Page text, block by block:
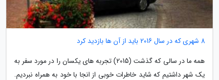
8 شهری که در سال 2016 باید از آن ها بازدید کرد
همه ما در سالی که گذشت (2015) تجربه های یکسان را در مورد سفر به
یک شهر داشتیم که شاید خاطرات خوبی از انجا با خود به همراه نبردیم.